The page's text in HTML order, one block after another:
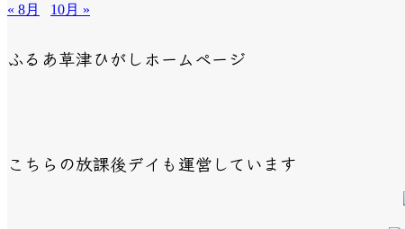
« 8月
10月 »
ふるあ草津ひがしホームページ
こちらの放課後デイも運営しています